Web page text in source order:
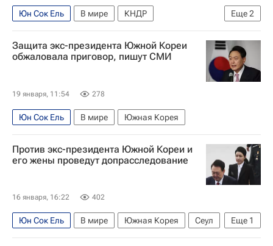
Еще2
Юн Сок Ель В мире
КНДР
Южная Корея
Сеул
Защита экс-президента Южной Кореи
обжаловала приговор, пишут СМИ
19 января, 11:54 278
Юн Сок Ель В мире Южная Корея
Против экс-президента Южной Кореи и
его жены проведут допрасследование
16 января, 16:22 402
Еще 1
Юн Сок Ель В мире Южная Корея
Сеул
Австралия